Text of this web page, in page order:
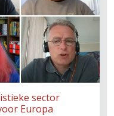
sector
Europa